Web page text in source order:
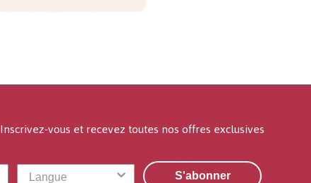
Inscrivez-vous et recevez toutes nos offres exclusives
S'abonner